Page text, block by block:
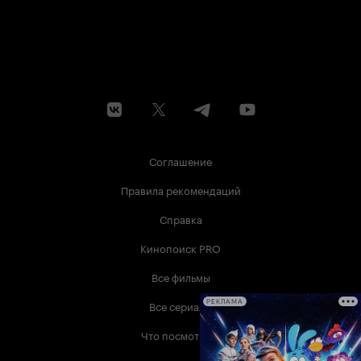
Соглашение
Правила рекомендаций
Справка
Кинопоиск PRO
Все фильмы
Все сериалы
Что посмотреть
РЕКЛАМА